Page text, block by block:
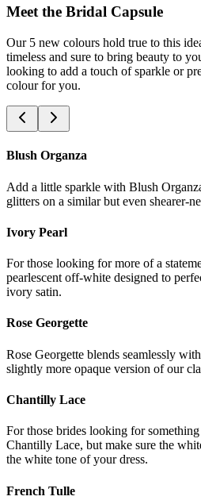
Meet the Bridal Capsule​​​​‌ ‍ ​‍​‍‌‍ ‌ ​‍‌‍‍‌‌‍‌ ‌‍‍‌‌‍ ‍​‍​‍​ ‍‍​‍​‍‌ ​ ‌‍​‌‌‍ ‍‌‍‍‌‌ ‌​‌ ‍‌​‍ ‍‌‍‍‌‌‍ ​‍​‍​‍ ​​‍​‍‌‍‍​‌ ​‍‌‍‌‌‌‍‌‍​‍​‍​ ‍‍​‍​‍‌‍‍​‌ ‌​‌ ‌​‌ ​​‌ ​ ​ ‍‍​‍ ​‍ ‌‍‌ ‌‍‌‌‌‍ ​‌‍​ ‌‍​‌‌ ​‍‌‍‌‌​‍ ‍‌ ​ ‌‍​‌‌‍ ‍‌‍‍‌‌ ‌​‌ ‍‌​‍ ‍‌ ​ ‌ ‌​‌ ‌‌‌‍‌​‌‍‍‌‌‍ ​‍ ‌‍‍‌‌‍ ‍‌ ‌​‌‍‌‌‌‍ ‍‌ ‌​​‍ ‌‍‌‌‌‍‌​‌‍‍‌‌ ‌​​‍ ‌‍ ‌‌‍ ‌‍‌​‌‍‌‌​ ‌‌ ​​‌ ​‍‌‍‌‌‌ ​ ‌‍‌‌‌‍ ‍‌ ‌​‌‍​‌‌ ‌​‌‍‍‌‌‍ ‌‍ ‍​ ‍ ‌‍‍‌‌‍‌​​ ‌​ ​ ‌‍‌‌​ ‌‍‌‍‌‌​ ‌ ​ ​​​ ‌ ​ ‌ ​‍ ‌​ ​​‌‍​ ​ ‌ ​ ​‌​‍ ‌​ ‌​​ ​ ​ ​‌​ ‍‌​‍ ‌​ ‍‌‌‍‌​​ ​‌‌‍​ ​‍ ‌‌‍​‌‌‍​ ‌‍‌‍‌‍‌‍​ ‌ ‌‍​ ​ ‌‍​ ‌‌​ ‌​‌‍​‍‌‍‌​​ ​​​ ‍ ‌ ‌​‌ ‍‌‌ ​​‌‍‌‌​ ‌‌‍​‌‌ ​‍‌ ‌​‌‍‍‌‌‍​ ‌‍ ​‌‍‌‌​ ‍ ‌ ​​‌‍​‌‌ ‌​‌‍‍​​ ‌‌‍​‍‌‍ ‌‍‌​‌ ‍‌​‍‌‌​ ‌‌‌​​‍‌‌ ‌‍‍ ‌‍‌‌‌ ‍‌​‍‌‌​ ​ ‌​‌​​‍‌‌​ ​ ‌​‌​​‍‌‌​ ​‍​ ​‍‌‍​ ‌‍​‌​ ​​​ ‍‌​ ​‌​ ​ ‌‍‌​‌‍‌‍​ ​‍​ ‌‌​ ‌‌​ ‍‌​‍‌‌​ ​‍​ ​‍​‍‌‌​ ‌‌‌​‌​​‍ ‍‌‍​ ‌‍​‌‌ ​​‌ ‌​‌‍‍‌‌‍ ‌‍ ‍​ ‌‍​‍‌‍​‌‌ ​ ‌‍‌‌‌‌‌‌‌ ​‍‌‍ ​​ ‌‌‍‍​‌ ‌​‌ ‌​‌ ​​‌ ​ ​‍‌‌​ ​ ‌​​‌​‍‌‌​ ​‍‌​‌‍​‍‌‌​ ​‍‌​‌‍‌‍‌ ‌‍‌‌‌‍ ​‌‍​ ‌‍​‌‌ ​‍‌‍‌‌​‍ ‍‌ ​ ‌‍​‌‌‍ ‍‌‍‍‌‌ ‌​‌ ‍‌​‍ ‍‌ ​ ‌ ‌​‌ ‌‌‌‍‌​‌‍‍‌‌‍ ​‍‌‍‌‍‍‌‌‍‌​​ ‌​ ​ ‌‍‌‌​ ‌‍‌‍‌‌​ ‌ ​ ​​​ ‌ ​ ‌ ​‍ ‌​ ​​‌‍​ ​ ‌ ​ ​‌​‍ ‌​ ‌​​ ​ ​ ​‌​ ‍‌​‍ ‌​ ‍‌‌‍‌​​ ​‌‌‍​ ​‍ ‌‌‍​‌‌‍​ ‌‍‌‍‌‍‌‍​ ‌ ‌‍​ ​ ‌‍​ ‌‌​ ‌​‌‍​‍‌‍‌​​ ​​​‍‌‍‌ ‌​‌ ‍‌‌ ​​‌‍‌‌​ ‌‌‍​‌‌ ​‍‌ ‌​‌‍‍‌‌‍​ ‌‍ ​‌‍‌‌​‍‌‍‌ ​​‌‍​‌‌ ‌​‌‍‍​​ ‌‌‍​‍‌‍ ‌‍‌​‌ ‍‌​‍‌‌​ ‌‌‌​​‍‌‌ ‌‍‍ ‌‍‌‌‌ ‍‌​‍‌‌​ ​ ‌​‌​​‍‌‌​ ​ ‌​‌​​‍‌‌​ ​‍​ ​‍‌‍​ ‌‍​‌​ ​​​ ‍‌​ ​‌​ ​ ‌‍‌​‌‍‌‍​ ​‍​ ‌‌​ ‌‌​ ‍‌​‍‌‌​ ​‍​ ​‍​‍‌‌​ ‌‌‌​‌​​‍ ‍‌‍​ ‌‍​‌‌ ​​‌ ‌​‌‍‍‌‌‍ ‌‍ ‍​‍‌‍‌ ​​‌‍‌‌‌ ​‍‌ ​ ‌ ​​‌‍‌‌‌‍​ ‌ ‌​‌‍‍‌‌ ‌‍‌‍‌‌​ ‌‌ ​​‌ ‌‌‌‍​‍‌‍ ​‌‍‍‌‌ ​ ‌‍‍​‌‍‌‌‌‍‌​​‍​‍‌ ‌
Our 5 new colours hold true to this
timeless and sure to bring beauty to
looking to add a touch of sparkle or
colour for you.​​​​‌ ‍ ​‍​‍‌‍ ‌ ​‍‌‍‍‌‌‍‌ ‌‍‍‌‌‍ ‍​‍​‍​ ‍‍​‍​‍‌ ​ ‌‍​‌‌‍ ‍‌‍‍‌‌ ‌​‌ ‍‌​‍ ‍‌‍‍‌‌‍ ​‍​‍​‍ ​​‍​‍‌‍‍​‌ ​‍‌‍‌‌‌‍‌‍​‍​‍​ ‍‍​‍​‍‌‍‍​‌ ‌​‌ ‌​‌ ​​‌ ​ ​ ‍‍​‍ ​‍ ‌‍‌ ‌‍‌‌‌‍ ​‌‍​ ‌‍​‌‌ ​‍‌‍‌‌​‍ ‍‌ ​ ‌‍​‌‌‍ ‍‌‍‍‌‌ ‌​‌ ‍‌​‍ ‍‌ ​ ‌ ‌​‌ ‌‌‌‍‌​‌‍‍‌‌‍ ​‍ ‌‍‍‌‌‍ ‍‌ ‌​‌‍‌‌‌‍ ‍‌ ‌​​‍ ‌‍‌‌‌‍‌​‌‍‍‌‌ ‌​​‍ ‌‍ ‌‌‍ ‌‍‌​‌‍‌‌​ ‌‌ ​​‌ ​‍‌‍‌‌‌ ​ ‌‍‌‌‌‍ ‍‌ ‌​‌‍​‌‌ ‌​‌‍‍‌‌‍ ‌‍ ‍​ ‍ ‌‍‍‌‌‍‌​​ ‌​ ​ ‌‍‌‌​ ‌‍‌‍‌‌​ ‌ ​ ​​​ ‌ ​ ‌ ​‍ ‌​ ​​‌‍​ ​ ‌ ​ ​‌​‍ ‌​ ‌​​ ​ ​ ​‌​ ‍‌​‍ ‌​ ‍‌‌‍‌​​ ​‌‌‍​ ​‍ ‌‌‍​‌‌‍​ ‌‍‌‍‌‍‌‍​ ‌ ‌‍​ ​ ‌‍​ ‌‌​ ‌​‌‍​‍‌‍‌​​ ​​​ ‍ ‌ ‌​‌ ‍‌‌ ​​‌‍‌‌​ ‌‌‍​‌‌ ​‍‌ ‌​‌‍‍‌‌‍​ ‌‍ ​‌‍‌‌​ ‍ ‌ ​​‌‍​‌‌ ‌​‌‍‍​​ ‌‌‍​‍‌‍ ‌‍‌​‌ ‍‌​‍‌‌​ ‌‌‌​​‍‌‌ ‌‍‍ ‌‍‌‌‌ ‍‌​‍‌‌​ ​ ‌​‌​​‍‌‌​ ​ ‌​‌​​‍‌‌​ ​‍​ ​‍‌‍​ ‌‍​‌​ ​​​ ‍‌​ ​‌​ ​ ‌‍‌​‌‍‌‍​ ​‍​ ‌‌​ ‌‌​ ‍‌​‍‌‌​ ​‍​ ​‍​‍‌‌​ ‌‌‌​‌​​‍ ‍‌‍‌​‌‍‌‌‌ ​ ‌‍​ ‌ ​‍‌‍‍‌‌ ​​‌ ‌​‌‍‍‌‌‍ ‌‍ ‍​‍‌‌​ ‌‌‌​​‍‌‌ ‌‍‍ ‌‍‌‌‌ ‍‌​‍‌‌​ ​ ‌​‌​​‍‌‌​ ​ ‌​‌​​‍‌‌​ ​‍​ ​‍​ ‍‌​ ‍​‌‍‌‌​ ‌‌​ ​ ​ ‌‍‌‍‌‌‌‍‌‍‌‍​‌​ ​‍‌‍​ ​ ‌‌​‍‌‌​ ​‍​ ​‍​‍‌‌​ ‌‌‌​‌​​‍ ‍‌‍​ ‌‍‍​‌‍‍‌‌‍ ​‌‍‌​‌ ​‍‌‍‌‌‌‍ ‍​‍‌‌​ ‌‌‌​​‍‌‌ ‌‍‍ ‌‍‌‌‌ ‍‌​‍‌‌​ ​ ‌​‌​​‍‌‌​ ​ ‌​‌​​‍‌‌​ ​‍​ ​‍​ ​ ‌‍‌‍‌‍​ ​ ​‍​ ​‍​ ‌​​ ​‌‌‍​ ‌‍​ ​ ‌‌‌‍‌‍‌‍​‍​ ​​​‍‌‌​ ​‍​ ​‍​‍‌‌​ ‌‌‌​‌​​‍ ‍‌ ‌​‌‍‌‌‌ ‍​‌ ‌​​ ‌‍​‍‌‍​‌‌ ​ ‌‍‌‌‌‌‌‌‌ ​‍‌‍ ​​ ‌‌‍‍​‌ ‌​‌ ‌​‌ ​​‌ ​ ​‍‌‌​ ​ ‌​​‌​‍‌‌​ ​‍‌​‌‍​‍‌‌​ ​‍‌​‌‍‌‍‌ ‌‍‌‌‌‍ ​‌‍​ ‌‍​‌‌ ​‍‌‍‌‌​‍ ‍‌ ​ ‌‍​‌‌‍ ‍‌‍‍‌‌ ‌​‌ ‍‌​‍ ‍‌ ​ ‌ ‌​‌ ‌‌‌‍‌​‌‍‍‌‌‍ ​‍‌‍‌‍‍‌‌‍‌​​ ‌​ ​ ‌‍‌‌​ ‌‍‌‍‌‌​ ‌ ​ ​​​ ‌ ​ ‌ ​‍ ‌​ ​​‌‍​ ​ ‌ ​ ​‌​‍ ‌​ ‌​​ ​ ​ ​‌​ ‍‌​‍ ‌​ ‍‌‌‍‌​​ ​‌‌‍​ ​‍ ‌‌‍​‌‌‍​ ‌‍‌‍‌‍‌‍​ ‌ ‌‍​ ​ ‌‍​ ‌‌​ ‌​‌‍​‍‌‍‌​​ ​​​‍‌‍‌ ‌​‌ ‍‌‌ ​​‌‍‌‌​ ‌‌‍​‌‌ ​‍‌ ‌​‌‍‍‌‌‍​ ‌‍ ​‌‍‌‌​‍‌‍‌ ​​‌‍​‌‌ ‌​‌‍‍​​ ‌‌‍​‍‌‍ ‌‍‌​‌ ‍‌​‍‌‌​ ‌‌‌​​‍‌‌ ‌‍‍ ‌‍‌‌‌ ‍‌​‍‌‌​ ​ ‌​‌​​‍‌‌​ ​ ‌​‌​​‍‌‌​ ​‍​ ​‍‌‍​ ‌‍​‌​ ​​​ ‍‌​ ​‌​ ​ ‌‍‌​‌‍‌‍​ ​‍​ ‌‌​ ‌‌​ ‍‌​‍‌‌​ ​‍​ ​‍​‍‌‌​ ‌‌‌​‌​​‍ ‍‌‍‌​‌‍‌‌‌ ​ ‌‍​ ‌ ​‍‌‍‍‌‌ ​​‌ ‌​‌‍‍‌‌‍ ‌‍ ‍​‍‌‌​ ‌‌‌​​‍‌‌ ‌‍‍ ‌‍‌‌‌ ‍‌​‍‌‌​ ​ ‌​‌​​‍‌‌​ ​ ‌​‌​​‍‌‌​ ​‍​ ​‍​ ‍‌​ ‍​‌‍‌‌​ ‌‌​ ​ ​ ‌‍‌‍‌‌‌‍‌‍‌‍​‌​ ​‍‌‍​ ​ ‌‌​‍‌‌​ ​‍​ ​‍​‍‌‌​ ‌‌‌​‌​​‍ ‍‌‍​ ‌‍‍​‌‍‍‌‌‍ ​‌‍‌​‌ ​‍‌‍‌‌‌‍ ‍​‍‌‌​ ‌‌‌​​‍‌‌ ‌‍‍ ‌‍‌‌‌ ‍‌​‍‌‌​ ​ ‌​‌​​‍‌‌​ ​ ‌​‌​​‍‌‌​ ​‍​ ​‍​ ​ ‌‍‌‍‌‍​ ​ ​‍​ ​‍​ ‌​​ ​‌‌‍​ ‌‍​ ​ ‌‌‌‍‌‍‌‍​‍​ ​​​‍‌‌​ ​‍​ ​‍​‍‌‌​ ‌‌‌​‌​​‍ ‍‌ ‌​‌‍‌‌‌ ‍​‌ ‌​​‍‌‍‌ ​​‌‍‌‌‌ ​‍‌ ​ ‌ ​​‌‍‌‌‌‍​ ‌ ‌​‌‍‍‌‌ ‌‍‌‍‌‌​ ‌‌ ​​‌ ‌‌‌‍​‍‌‍ ​‌‍‍‌‌ ​ ‌‍‍​‌‍‌‌‌‍‌​​‍​‍‌ ‌
Blush Organza​​​​‌ ‍ ​‍​‍‌‍ ‌ ​‍‌‍‍‌‌‍‌ ‌‍‍‌‌‍ ‍​‍​‍​ ‍‍​‍​‍‌ ​ ‌‍​‌‌‍ ‍‌‍‍‌‌ ‌​‌ ‍‌​‍ ‍‌‍‍‌‌‍ ​‍​‍​‍ ​​‍​‍‌‍‍​‌ ​‍‌‍‌‌‌‍‌‍​‍​‍​ ‍‍​‍​‍‌‍‍​‌ ‌​‌ ‌​‌ ​​‌ ​ ​ ‍‍​‍ ​‍ ‌‍‌ ‌‍‌‌‌‍ ​‌‍​ ‌‍​‌‌ ​‍‌‍‌‌​‍ ‍‌ ​ ‌‍​‌‌‍ ‍‌‍‍‌‌ ‌​‌ ‍‌​‍ ‍‌ ​ ‌ ‌​‌ ‌‌‌‍‌​‌‍‍‌‌‍ ​‍ ‌‍‍‌‌‍ ‍‌ ‌​‌‍‌‌‌‍ ‍‌ ‌​​‍ ‌‍‌‌‌‍‌​‌‍‍‌‌ ‌​​‍ ‌‍ ‌‌‍ ‌‍‌​‌‍‌‌​ ‌‌ ​​‌ ​‍‌‍‌‌‌ ​ ‌‍‌‌‌‍ ‍‌ ‌​‌‍​‌‌ ‌​‌‍‍‌‌‍ ‌‍ ‍​ ‍ ‌‍‍‌‌‍‌​​ ‌​ ​ ‌‍‌‌​ ‌‍‌‍‌‌​ ‌ ​ ​​​ ‌ ​ ‌ ​‍ ‌​ ​​‌‍​ ​ ‌ ​ ​‌​‍ ‌​ ‌​​ ​ ​ ​‌​ ‍‌​‍ ‌​ ‍‌‌‍‌​​ ​‌‌‍​ ​‍ ‌‌‍​‌‌‍​ ‌‍‌‍‌‍‌‍​ ‌ ‌‍​ ​ ‌‍​ ‌‌​ ‌​‌‍​‍‌‍‌​​ ​​​ ‍ ‌ ‌​‌ ‍‌‌ ​​‌‍‌‌​ ‌‌‍​‌‌ ​‍‌ ‌​‌‍‍‌‌‍​ ‌‍ ​‌‍‌‌​ ‍ ‌ ​​‌‍​‌‌ ‌​‌‍‍​​ ‌‌‍​‍‌‍ ‌‍‌​‌ ‍‌​‍‌‌​ ‌‌‌​​‍‌‌ ‌‍‍ ‌‍‌‌‌ ‍‌​‍‌‌​ ​ ‌​‌​​‍‌‌​ ​ ‌​‌​​‍‌‌​ ​‍​ ​‍‌‍​ ‌‍​‌​ ​​​ ‍‌​ ​‌​ ​ ‌‍‌​‌‍‌‍​ ​‍​ ‌‌​ ‌‌​ ‍‌​‍‌‌​ ​‍​ ​‍​‍‌‌​ ‌‌‌​‌​​‍ ‍‌ ​ ‌ ‌​‌‍‌‌‌ ​​‌ ​ ​‍‌‌​ ‌‌‌​​‍‌‌ ‌‍‍ ‌‍‌‌‌ ‍‌​‍‌‌​ ​ ‌​‌​​‍‌‌​ ​ ‌​‌​​‍‌‌​ ​‍​ ​‍‌‍​ ​ ​​‌‍​‌​ ​‌‌‍​ ‌‍‌​​ ‍​​ ‍​‌‍‌‍​ ‍​‌‍‌​‌‍​‍​‍‌‌​ ​‍​ ​‍​‍‌‌​ ‌‌‌​‌​​‍ ‍‌ ‌​‌‍‍‌‌ ‌​‌‍ ​‌‍‌‌​ ‌‍​‍‌‍​‌‌ ​ ‌‍‌‌‌‌‌‌‌ ​‍‌‍ ​​ ‌‌‍‍​‌ ‌​‌ ‌​‌ ​​‌ ​ ​‍‌‌​ ​ ‌​​‌​‍‌‌​ ​‍‌​‌‍​‍‌‌​ ​‍‌​‌‍‌‍‌ ‌‍‌‌‌‍ ​‌‍​ ‌‍​‌‌ ​‍‌‍‌‌​‍ ‍‌ ​ ‌‍​‌‌‍ ‍‌‍‍‌‌ ‌​‌ ‍‌​‍ ‍‌ ​ ‌ ‌​‌ ‌‌‌‍‌​‌‍‍‌‌‍ ​‍‌‍‌‍‍‌‌‍‌​​ ‌​ ​ ‌‍‌‌​ ‌‍‌‍‌‌​ ‌ ​ ​​​ ‌ ​ ‌ ​‍ ‌​ ​​‌‍​ ​ ‌ ​ ​‌​‍ ‌​ ‌​​ ​ ​ ​‌​ ‍‌​‍ ‌​ ‍‌‌‍‌​​ ​‌‌‍​ ​‍ ‌‌‍​‌‌‍​ ‌‍‌‍‌‍‌‍​ ‌ ‌‍​ ​ ‌‍​ ‌‌​ ‌​‌‍​‍‌‍‌​​ ​​​‍‌‍‌ ‌​‌ ‍‌‌ ​​‌‍‌‌​ ‌‌‍​‌‌ ​‍‌ ‌​‌‍‍‌‌‍​ ‌‍ ​‌‍‌‌​‍‌‍‌ ​​‌‍​‌‌ ‌​‌‍‍​​ ‌‌‍​‍‌‍ ‌‍‌​‌ ‍‌​‍‌‌​ ‌‌‌​​‍‌‌ ‌‍‍ ‌‍‌‌‌ ‍‌​‍‌‌​ ​ ‌​‌​​‍‌‌​ ​ ‌​‌​​‍‌‌​ ​‍​ ​‍‌‍​ ‌‍​‌​ ​​​ ‍‌​ ​‌​ ​ ‌‍‌​‌‍‌‍​ ​‍​ ‌‌​ ‌‌​ ‍‌​‍‌‌​ ​‍​ ​‍​‍‌‌​ ‌‌‌​‌​​‍ ‍‌ ​ ‌ ‌​‌‍‌‌‌ ​​‌ ​ ​‍‌‌​ ‌‌‌​​‍‌‌ ‌‍‍ ‌‍‌‌‌ ‍‌​‍‌‌​ ​ ‌​‌​​‍‌‌​ ​ ‌​‌​​‍‌‌​ ​‍​ ​‍‌‍​ ​ ​​‌‍​‌​ ​‌‌‍​ ‌‍‌​​ ‍​​ ‍​‌‍‌‍​ ‍​‌‍‌​‌‍​‍​‍‌‌​ ​‍​ ​‍​‍‌‌​ ‌‌‌​‌​​‍ ‍‌ ‌​‌‍‍‌‌ ‌​‌‍ ​‌‍‌‌​‍‌‍‌ ​​‌‍‌‌‌ ​‍‌ ​ ‌ ​​‌‍‌‌‌‍​ ‌ ‌​‌‍‍‌‌ ‌‍‌‍‌‌​ ‌‌ ​​‌ ‌‌‌‍​‍‌‍ ​‌‍‍‌‌ ​ ‌‍‍​‌‍‌‌‌‍‌​​‍​‍‌ ‌
Add a little sparkle with Blush
glitters on a similar but even shearer-neutral base.​​​​‌
Ivory Pearl​​​​‌ ‍ ​‍​‍‌‍ ‌ ​‍‌‍‍‌‌‍‌ ‌‍‍‌‌‍ ‍​‍​‍​ ‍‍​‍​‍‌ ​ ‌‍​‌‌‍ ‍‌‍‍‌‌ ‌​‌ ‍‌​‍ ‍‌‍‍‌‌‍ ​‍​‍​‍ ​​‍​‍‌‍‍​‌ ​‍‌‍‌‌‌‍‌‍​‍​‍​ ‍‍​‍​‍‌‍‍​‌ ‌​‌ ‌​‌ ​​‌ ​ ​ ‍‍​‍ ​‍ ‌‍‌ ‌‍‌‌‌‍ ​‌‍​ ‌‍​‌‌ ​‍‌‍‌‌​‍ ‍‌ ​ ‌‍​‌‌‍ ‍‌‍‍‌‌ ‌​‌ ‍‌​‍ ‍‌ ​ ‌ ‌​‌ ‌‌‌‍‌​‌‍‍‌‌‍ ​‍ ‌‍‍‌‌‍ ‍‌ ‌​‌‍‌‌‌‍ ‍‌ ‌​​‍ ‌‍‌‌‌‍‌​‌‍‍‌‌ ‌​​‍ ‌‍ ‌‌‍ ‌‍‌​‌‍‌‌​ ‌‌ ​​‌ ​‍‌‍‌‌‌ ​ ‌‍‌‌‌‍ ‍‌ ‌​‌‍​‌‌ ‌​‌‍‍‌‌‍ ‌‍ ‍​ ‍ ‌‍‍‌‌‍‌​​ ‌​ ​ ‌‍‌‌​ ‌‍‌‍‌‌​ ‌ ​ ​​​ ‌ ​ ‌ ​‍ ‌​ ​​‌‍​ ​ ‌ ​ ​‌​‍ ‌​ ‌​​ ​ ​ ​‌​ ‍‌​‍ ‌​ ‍‌‌‍‌​​ ​‌‌‍​ ​‍ ‌‌‍​‌‌‍​ ‌‍‌‍‌‍‌‍​ ‌ ‌‍​ ​ ‌‍​ ‌‌​ ‌​‌‍​‍‌‍‌​​ ​​​ ‍ ‌ ‌​‌ ‍‌‌ ​​‌‍‌‌​ ‌‌‍​‌‌ ​‍‌ ‌​‌‍‍‌‌‍​ ‌‍ ​‌‍‌‌​ ‍ ‌ ​​‌‍​‌‌ ‌​‌‍‍​​ ‌‌‍​‍‌‍ ‌‍‌​‌ ‍‌​‍‌‌​ ‌‌‌​​‍‌‌ ‌‍‍ ‌‍‌‌‌ ‍‌​‍‌‌​ ​ ‌​‌​​‍‌‌​ ​ ‌​‌​​‍‌‌​ ​‍​ ​‍‌‍​ ‌‍​‌​ ​​​ ‍‌​ ​‌​ ​ ‌‍‌​‌‍‌‍​ ​‍​ ‌‌​ ‌‌​ ‍‌​‍‌‌​ ​‍​ ​‍​‍‌‌​ ‌‌‌​‌​​‍ ‍‌ ​ ‌ ‌​‌‍‌‌‌ ​​‌ ​ ​‍‌‌​ ‌‌‌​​‍‌‌ ‌‍‍ ‌‍‌‌‌ ‍‌​‍‌‌​ ​ ‌​‌​​‍‌‌​ ​ ‌​‌​​‍‌‌​ ​‍​ ​‍​ ​‌​ ‍‌‌‍​‍‌‍​ ‌‍​‌‌‍‌​​ ‌‍​ ‌ ​ ‌ ‌‍​‌​ ​​​ ​ ​‍‌‌​ ​‍​ ​‍​‍‌‌​ ‌‌‌​‌​​‍ ‍‌ ‌​‌‍‍‌‌ ‌​‌‍ ​‌‍‌‌​ ‌‍​‍‌‍​‌‌ ​ ‌‍‌‌‌‌‌‌‌ ​‍‌‍ ​​ ‌‌‍‍​‌ ‌​‌ ‌​‌ ​​‌ ​ ​‍‌‌​ ​ ‌​​‌​‍‌‌​ ​‍‌​‌‍​‍‌‌​ ​‍‌​‌‍‌‍‌ ‌‍‌‌‌‍ ​‌‍​ ‌‍​‌‌ ​‍‌‍‌‌​‍ ‍‌ ​ ‌‍​‌‌‍ ‍‌‍‍‌‌ ‌​‌ ‍‌​‍ ‍‌ ​ ‌ ‌​‌ ‌‌‌‍‌​‌‍‍‌‌‍ ​‍‌‍‌‍‍‌‌‍‌​​ ‌​ ​ ‌‍‌‌​ ‌‍‌‍‌‌​ ‌ ​ ​​​ ‌ ​ ‌ ​‍ ‌​ ​​‌‍​ ​ ‌ ​ ​‌​‍ ‌​ ‌​​ ​ ​ ​‌​ ‍‌​‍ ‌​ ‍‌‌‍‌​​ ​‌‌‍​ ​‍ ‌‌‍​‌‌‍​ ‌‍‌‍‌‍‌‍​ ‌ ‌‍​ ​ ‌‍​ ‌‌​ ‌​‌‍​‍‌‍‌​​ ​​​‍‌‍‌ ‌​‌ ‍‌‌ ​​‌‍‌‌​ ‌‌‍​‌‌ ​‍‌ ‌​‌‍‍‌‌‍​ ‌‍ ​‌‍‌‌​‍‌‍‌ ​​‌‍​‌‌ ‌​‌‍‍​​ ‌‌‍​‍‌‍ ‌‍‌​‌ ‍‌​‍‌‌​ ‌‌‌​​‍‌‌ ‌‍‍ ‌‍‌‌‌ ‍‌​‍‌‌​ ​ ‌​‌​​‍‌‌​ ​ ‌​‌​​‍‌‌​ ​‍​ ​‍‌‍​ ‌‍​‌​ ​​​ ‍‌​ ​‌​ ​ ‌‍‌​‌‍‌‍​ ​‍​ ‌‌​ ‌‌​ ‍‌​‍‌‌​ ​‍​ ​‍​‍‌‌​ ‌‌‌​‌​​‍ ‍‌ ​ ‌ ‌​‌‍‌‌‌ ​​‌ ​ ​‍‌‌​ ‌‌‌​​‍‌‌ ‌‍‍ ‌‍‌‌‌ ‍‌​‍‌‌​ ​ ‌​‌​​‍‌‌​ ​ ‌​‌​​‍‌‌​ ​‍​ ​‍​ ​‌​ ‍‌‌‍​‍‌‍​ ‌‍​‌‌‍‌​​ ‌‍​ ‌ ​ ‌ ‌‍​‌​ ​​​ ​ ​‍‌‌​ ​‍​ ​‍​‍‌‌​ ‌‌‌​‌​​‍ ‍‌ ‌​‌‍‍‌‌ ‌​‌‍ ​‌‍‌‌​‍‌‍‌ ​​‌‍‌‌‌ ​‍‌ ​ ‌ ​​‌‍‌‌‌‍​ ‌ ‌​‌‍‍‌‌ ‌‍‌‍‌‌​ ‌‌ ​​‌ ‌‌‌‍​‍‌‍ ​‌‍‍‌‌ ​ ‌‍‍​‌‍‌‌‌‍‌​​‍​‍‌ ‌
For those looking for more of a
pearlescent off-white designed to
ivory satin.​​​​‌ ‍ ​‍​‍‌‍ ‌ ​‍‌‍‍‌‌‍‌ ‌‍‍‌‌‍ ‍​‍​‍​ ‍‍​‍​‍‌ ​ ‌‍​‌‌‍ ‍‌‍‍‌‌ ‌​‌ ‍‌​‍ ‍‌‍‍‌‌‍ ​‍​‍​‍ ​​‍​‍‌‍‍​‌ ​‍‌‍‌‌‌‍‌‍​‍​‍​ ‍‍​‍​‍‌‍‍​‌ ‌​‌ ‌​‌ ​​‌ ​ ​ ‍‍​‍ ​‍ ‌‍‌ ‌‍‌‌‌‍ ​‌‍​ ‌‍​‌‌ ​‍‌‍‌‌​‍ ‍‌ ​ ‌‍​‌‌‍ ‍‌‍‍‌‌ ‌​‌ ‍‌​‍ ‍‌ ​ ‌ ‌​‌ ‌‌‌‍‌​‌‍‍‌‌‍ ​‍ ‌‍‍‌‌‍ ‍‌ ‌​‌‍‌‌‌‍ ‍‌ ‌​​‍ ‌‍‌‌‌‍‌​‌‍‍‌‌ ‌​​‍ ‌‍ ‌‌‍ ‌‍‌​‌‍‌‌​ ‌‌ ​​‌ ​‍‌‍‌‌‌ ​ ‌‍‌‌‌‍ ‍‌ ‌​‌‍​‌‌ ‌​‌‍‍‌‌‍ ‌‍ ‍​ ‍ ‌‍‍‌‌‍‌​​ ‌​ ​ ‌‍‌‌​ ‌‍‌‍‌‌​ ‌ ​ ​​​ ‌ ​ ‌ ​‍ ‌​ ​​‌‍​ ​ ‌ ​ ​‌​‍ ‌​ ‌​​ ​ ​ ​‌​ ‍‌​‍ ‌​ ‍‌‌‍‌​​ ​‌‌‍​ ​‍ ‌‌‍​‌‌‍​ ‌‍‌‍‌‍‌‍​ ‌ ‌‍​ ​ ‌‍​ ‌‌​ ‌​‌‍​‍‌‍‌​​ ​​​ ‍ ‌ ‌​‌ ‍‌‌ ​​‌‍‌‌​ ‌‌‍​‌‌ ​‍‌ ‌​‌‍‍‌‌‍​ ‌‍ ​‌‍‌‌​ ‍ ‌ ​​‌‍​‌‌ ‌​‌‍‍​​ ‌‌‍​‍‌‍ ‌‍‌​‌ ‍‌​‍‌‌​ ‌‌‌​​‍‌‌ ‌‍‍ ‌‍‌‌‌ ‍‌​‍‌‌​ ​ ‌​‌​​‍‌‌​ ​ ‌​‌​​‍‌‌​ ​‍​ ​‍‌‍​ ‌‍​‌​ ​​​ ‍‌​ ​‌​ ​ ‌‍‌​‌‍‌‍​ ​‍​ ‌‌​ ‌‌​ ‍‌​‍‌‌​ ​‍​ ​‍​‍‌‌​ ‌‌‌​‌​​‍ ‍‌ ​ ‌ ‌​‌‍‌‌‌ ​​‌ ​ ​‍‌‌​ ‌‌‌​​‍‌‌ ‌‍‍ ‌‍‌‌‌ ‍‌​‍‌‌​ ​ ‌​‌​​‍‌‌​ ​ ‌​‌​​‍‌‌​ ​‍​ ​‍​ ​‌​ ‍‌‌‍​‍‌‍​ ‌‍​‌‌‍‌​​ ‌‍​ ‌ ​ ‌ ‌‍​‌​ ​​​ ​ ​‍‌‌​ ​‍​ ​‍​‍‌‌​ ‌‌‌​‌​​‍ ‍‌‍​‍‌‍ ‌‍‌​‌ ‍‌​‍‌‌​ ‌‌‌​​‍‌‌ ‌‍‍ ‌‍‌‌‌ ‍‌​‍‌‌​ ​ ‌​‌​​‍‌‌​ ​ ‌​‌​​‍‌‌​ ​‍​ ​‍​ ‌ ​ ‌‍‌‍‌​​ ‌‌​ ‌‍​ ‌​‌‍‌‍​ ‌ ‌‍‌‍‌‍‌‍‌‍‌‍​ ​​​‍‌‌​ ​‍​ ​‍​‍‌‌​ ‌‌‌​‌​​‍ ‍‌‍​ ‌‍‍​‌‍‍‌‌‍ ​‌‍‌​‌ ​‍‌‍‌‌‌‍ ‍​‍‌‌​ ‌‌‌​​‍‌‌ ‌‍‍ ‌‍‌‌‌ ‍‌​‍‌‌​ ​ ‌​‌​​‍‌‌​ ​ ‌​‌​​‍‌‌​ ​‍​ ​‍‌‍​ ‌‍‌​​ ‌ ​ ​ ‌‍​‌‌‍‌‍​ ​​​ ​‌‌‍‌‍‌‍‌‌​ ​‌​ ​‍​‍‌‌​ ​‍​ ​‍​‍‌‌​ ‌‌‌​‌​​‍ ‍‌ ‌​‌‍‌‌‌ ‍​‌ ‌​​ ‌‍​‍‌‍​‌‌ ​ ‌‍‌‌‌‌‌‌‌ ​‍‌‍ ​​ ‌‌‍‍​‌ ‌​‌ ‌​‌ ​​‌ ​ ​‍‌‌​ ​ ‌​​‌​‍‌‌​ ​‍‌​‌‍​‍‌‌​ ​‍‌​‌‍‌‍‌ ‌‍‌‌‌‍ ​‌‍​ ‌‍​‌‌ ​‍‌‍‌‌​‍ ‍‌ ​ ‌‍​‌‌‍ ‍‌‍‍‌‌ ‌​‌ ‍‌​‍ ‍‌ ​ ‌ ‌​‌ ‌‌‌‍‌​‌‍‍‌‌‍ ​‍‌‍‌‍‍‌‌‍‌​​ ‌​ ​ ‌‍‌‌​ ‌‍‌‍‌‌​ ‌ ​ ​​​ ‌ ​ ‌ ​‍ ‌​ ​​‌‍​ ​ ‌ ​ ​‌​‍ ‌​ ‌​​ ​ ​ ​‌​ ‍‌​‍ ‌​ ‍‌‌‍‌​​ ​‌‌‍​ ​‍ ‌‌‍​‌‌‍​ ‌‍‌‍‌‍‌‍​ ‌ ‌‍​ ​ ‌‍​ ‌‌​ ‌​‌‍​‍‌‍‌​​ ​​​‍‌‍‌ ‌​‌ ‍‌‌ ​​‌‍‌‌​ ‌‌‍​‌‌ ​‍‌ ‌​‌‍‍‌‌‍​ ‌‍ ​‌‍‌‌​‍‌‍‌ ​​‌‍​‌‌ ‌​‌‍‍​​ ‌‌‍​‍‌‍ ‌‍‌​‌ ‍‌​‍‌‌​ ‌‌‌​​‍‌‌ ‌‍‍ ‌‍‌‌‌ ‍‌​‍‌‌​ ​ ‌​‌​​‍‌‌​ ​ ‌​‌​​‍‌‌​ ​‍​ ​‍‌‍​ ‌‍​‌​ ​​​ ‍‌​ ​‌​ ​ ‌‍‌​‌‍‌‍​ ​‍​ ‌‌​ ‌‌​ ‍‌​‍‌‌​ ​‍​ ​‍​‍‌‌​ ‌‌‌​‌​​‍ ‍‌ ​ ‌ ‌​‌‍‌‌‌ ​​‌ ​ ​‍‌‌​ ‌‌‌​​‍‌‌ ‌‍‍ ‌‍‌‌‌ ‍‌​‍‌‌​ ​ ‌​‌​​‍‌‌​ ​ ‌​‌​​‍‌‌​ ​‍​ ​‍​ ​‌​ ‍‌‌‍​‍‌‍​ ‌‍​‌‌‍‌​​ ‌‍​ ‌ ​ ‌ ‌‍​‌​ ​​​ ​ ​‍‌‌​ ​‍​ ​‍​‍‌‌​ ‌‌‌​‌​​‍ ‍‌‍​‍‌‍ ‌‍‌​‌ ‍‌​‍‌‌​ ‌‌‌​​‍‌‌ ‌‍‍ ‌‍‌‌‌ ‍‌​‍‌‌​ ​ ‌​‌​​‍‌‌​ ​ ‌​‌​​‍‌‌​ ​‍​ ​‍​ ‌ ​ ‌‍‌‍‌​​ ‌‌​ ‌‍​ ‌​‌‍‌‍​ ‌ ‌‍‌‍‌‍‌‍‌‍‌‍​ ​​​‍‌‌​ ​‍​ ​‍​‍‌‌​ ‌‌‌​‌​​‍ ‍‌‍​ ‌‍‍​‌‍‍‌‌‍ ​‌‍‌​‌ ​‍‌‍‌‌‌‍ ‍​‍‌‌​ ‌‌‌​​‍‌‌ ‌‍‍ ‌‍‌‌‌ ‍‌​‍‌‌​ ​ ‌​‌​​‍‌‌​ ​ ‌​‌​​‍‌‌​ ​‍​ ​‍‌‍​ ‌‍‌​​ ‌ ​ ​ ‌‍​‌‌‍‌‍​ ​​​ ​‌‌‍‌‍‌‍‌‌​ ​‌​ ​‍​‍‌‌​ ​‍​ ​‍​‍‌‌​ ‌‌‌​‌​​‍ ‍‌ ‌​‌‍‌‌‌ ‍​‌ ‌​​‍‌‍‌ ​​‌‍‌‌‌ ​‍‌ ​ ‌ ​​‌‍‌‌‌‍​ ‌ ‌​‌‍‍‌‌ ‌‍‌‍‌‌​ ‌‌ ​​‌ ‌‌‌‍​‍‌‍ ​‌‍‍‌‌ ​ ‌‍‍​‌‍‌‌‌‍‌​​‍​‍‌ ‌
Rose Georgette​​​​‌ ‍ ​‍​‍‌‍ ‌ ​‍‌‍‍‌‌‍‌ ‌‍‍‌‌‍ ‍​‍​‍​ ‍‍​‍​‍‌ ​ ‌‍​‌‌‍ ‍‌‍‍‌‌ ‌​‌ ‍‌​‍ ‍‌‍‍‌‌‍ ​‍​‍​‍ ​​‍​‍‌‍‍​‌ ​‍‌‍‌‌‌‍‌‍​‍​‍​ ‍‍​‍​‍‌‍‍​‌ ‌​‌ ‌​‌ ​​‌ ​ ​ ‍‍​‍ ​‍ ‌‍‌ ‌‍‌‌‌‍ ​‌‍​ ‌‍​‌‌ ​‍‌‍‌‌​‍ ‍‌ ​ ‌‍​‌‌‍ ‍‌‍‍‌‌ ‌​‌ ‍‌​‍ ‍‌ ​ ‌ ‌​‌ ‌‌‌‍‌​‌‍‍‌‌‍ ​‍ ‌‍‍‌‌‍ ‍‌ ‌​‌‍‌‌‌‍ ‍‌ ‌​​‍ ‌‍‌‌‌‍‌​‌‍‍‌‌ ‌​​‍ ‌‍ ‌‌‍ ‌‍‌​‌‍‌‌​ ‌‌ ​​‌ ​‍‌‍‌‌‌ ​ ‌‍‌‌‌‍ ‍‌ ‌​‌‍​‌‌ ‌​‌‍‍‌‌‍ ‌‍ ‍​ ‍ ‌‍‍‌‌‍‌​​ ‌​ ​ ‌‍‌‌​ ‌‍‌‍‌‌​ ‌ ​ ​​​ ‌ ​ ‌ ​‍ ‌​ ​​‌‍​ ​ ‌ ​ ​‌​‍ ‌​ ‌​​ ​ ​ ​‌​ ‍‌​‍ ‌​ ‍‌‌‍‌​​ ​‌‌‍​ ​‍ ‌‌‍​‌‌‍​ ‌‍‌‍‌‍‌‍​ ‌ ‌‍​ ​ ‌‍​ ‌‌​ ‌​‌‍​‍‌‍‌​​ ​​​ ‍ ‌ ‌​‌ ‍‌‌ ​​‌‍‌‌​ ‌‌‍​‌‌ ​‍‌ ‌​‌‍‍‌‌‍​ ‌‍ ​‌‍‌‌​ ‍ ‌ ​​‌‍​‌‌ ‌​‌‍‍​​ ‌‌‍​‍‌‍ ‌‍‌​‌ ‍‌​‍‌‌​ ‌‌‌​​‍‌‌ ‌‍‍ ‌‍‌‌‌ ‍‌​‍‌‌​ ​ ‌​‌​​‍‌‌​ ​ ‌​‌​​‍‌‌​ ​‍​ ​‍‌‍​ ‌‍​‌​ ​​​ ‍‌​ ​‌​ ​ ‌‍‌​‌‍‌‍​ ​‍​ ‌‌​ ‌‌​ ‍‌​‍‌‌​ ​‍​ ​‍​‍‌‌​ ‌‌‌​‌​​‍ ‍‌ ​ ‌ ‌​‌‍‌‌‌ ​​‌ ​ ​‍‌‌​ ‌‌‌​​‍‌‌ ‌‍‍ ‌‍‌‌‌ ‍‌​‍‌‌​ ​ ‌​‌​​‍‌‌​ ​ ‌​‌​​‍‌‌​ ​‍​ ​‍​ ​‌​ ​‍‌‍​ ​ ‍​​ ​‍‌‍‌​‌‍‌‍​ ‌‍​ ​‌​ ‌‌​ ‌ ​ ​‌​‍‌‌​ ​‍​ ​‍​‍‌‌​ ‌‌‌​‌​​‍ ‍‌ ‌​‌‍‍‌‌ ‌​‌‍ ​‌‍‌‌​ ‌‍​‍‌‍​‌‌ ​ ‌‍‌‌‌‌‌‌‌ ​‍‌‍ ​​ ‌‌‍‍​‌ ‌​‌ ‌​‌ ​​‌ ​ ​‍‌‌​ ​ ‌​​‌​‍‌‌​ ​‍‌​‌‍​‍‌‌​ ​‍‌​‌‍‌‍‌ ‌‍‌‌‌‍ ​‌‍​ ‌‍​‌‌ ​‍‌‍‌‌​‍ ‍‌ ​ ‌‍​‌‌‍ ‍‌‍‍‌‌ ‌​‌ ‍‌​‍ ‍‌ ​ ‌ ‌​‌ ‌‌‌‍‌​‌‍‍‌‌‍ ​‍‌‍‌‍‍‌‌‍‌​​ ‌​ ​ ‌‍‌‌​ ‌‍‌‍‌‌​ ‌ ​ ​​​ ‌ ​ ‌ ​‍ ‌​ ​​‌‍​ ​ ‌ ​ ​‌​‍ ‌​ ‌​​ ​ ​ ​‌​ ‍‌​‍ ‌​ ‍‌‌‍‌​​ ​‌‌‍​ ​‍ ‌‌‍​‌‌‍​ ‌‍‌‍‌‍‌‍​ ‌ ‌‍​ ​ ‌‍​ ‌‌​ ‌​‌‍​‍‌‍‌​​ ​​​‍‌‍‌ ‌​‌ ‍‌‌ ​​‌‍‌‌​ ‌‌‍​‌‌ ​‍‌ ‌​‌‍‍‌‌‍​ ‌‍ ​‌‍‌‌​‍‌‍‌ ​​‌‍​‌‌ ‌​‌‍‍​​ ‌‌‍​‍‌‍ ‌‍‌​‌ ‍‌​‍‌‌​ ‌‌‌​​‍‌‌ ‌‍‍ ‌‍‌‌‌ ‍‌​‍‌‌​ ​ ‌​‌​​‍‌‌​ ​ ‌​‌​​‍‌‌​ ​‍​ ​‍‌‍​ ‌‍​‌​ ​​​ ‍‌​ ​‌​ ​ ‌‍‌​‌‍‌‍​ ​‍​ ‌‌​ ‌‌​ ‍‌​‍‌‌​ ​‍​ ​‍​‍‌‌​ ‌‌‌​‌​​‍ ‍‌ ​ ‌ ‌​‌‍‌‌‌ ​​‌ ​ ​‍‌‌​ ‌‌‌​​‍‌‌ ‌‍‍ ‌‍‌‌‌ ‍‌​‍‌‌​ ​ ‌​‌​​‍‌‌​ ​ ‌​‌​​‍‌‌​ ​‍​ ​‍​ ​‌​ ​‍‌‍​ ​ ‍​​ ​‍‌‍‌​‌‍‌‍​ ‌‍​ ​‌​ ‌‌​ ‌ ​ ​‌​‍‌‌​ ​‍​ ​‍​‍‌‌​ ‌‌‌​‌​​‍ ‍‌ ‌​‌‍‍‌‌ ‌​‌‍ ​‌‍‌‌​‍‌‍‌ ​​‌‍‌‌‌ ​‍‌ ​ ‌ ​​‌‍‌‌‌‍​ ‌ ‌​‌‍‍‌‌ ‌‍‌‍‌‌​ ‌‌ ​​‌ ‌‌‌‍​‍‌‍ ​‌‍‍‌‌ ​ ‌‍‍​‌‍‌‌‌‍‌​​‍​‍‌ ‌
Rose Georgette blends seamlessly
slightly more opaque version of our classic
Chantilly Lace​​​​‌ ‍ ​‍​‍‌‍ ‌ ​‍‌‍‍‌‌‍‌ ‌‍‍‌‌‍ ‍​‍​‍​ ‍‍​‍​‍‌ ​ ‌‍​‌‌‍ ‍‌‍‍‌‌ ‌​‌ ‍‌​‍ ‍‌‍‍‌‌‍ ​‍​‍​‍ ​​‍​‍‌‍‍​‌ ​‍‌‍‌‌‌‍‌‍​‍​‍​ ‍‍​‍​‍‌‍‍​‌ ‌​‌ ‌​‌ ​​‌ ​ ​ ‍‍​‍ ​‍ ‌‍‌ ‌‍‌‌‌‍ ​‌‍​ ‌‍​‌‌ ​‍‌‍‌‌​‍ ‍‌ ​ ‌‍​‌‌‍ ‍‌‍‍‌‌ ‌​‌ ‍‌​‍ ‍‌ ​ ‌ ‌​‌ ‌‌‌‍‌​‌‍‍‌‌‍ ​‍ ‌‍‍‌‌‍ ‍‌ ‌​‌‍‌‌‌‍ ‍‌ ‌​​‍ ‌‍‌‌‌‍‌​‌‍‍‌‌ ‌​​‍ ‌‍ ‌‌‍ ‌‍‌​‌‍‌‌​ ‌‌ ​​‌ ​‍‌‍‌‌‌ ​ ‌‍‌‌‌‍ ‍‌ ‌​‌‍​‌‌ ‌​‌‍‍‌‌‍ ‌‍ ‍​ ‍ ‌‍‍‌‌‍‌​​ ‌​ ​ ‌‍‌‌​ ‌‍‌‍‌‌​ ‌ ​ ​​​ ‌ ​ ‌ ​‍ ‌​ ​​‌‍​ ​ ‌ ​ ​‌​‍ ‌​ ‌​​ ​ ​ ​‌​ ‍‌​‍ ‌​ ‍‌‌‍‌​​ ​‌‌‍​ ​‍ ‌‌‍​‌‌‍​ ‌‍‌‍‌‍‌‍​ ‌ ‌‍​ ​ ‌‍​ ‌‌​ ‌​‌‍​‍‌‍‌​​ ​​​ ‍ ‌ ‌​‌ ‍‌‌ ​​‌‍‌‌​ ‌‌‍​‌‌ ​‍‌ ‌​‌‍‍‌‌‍​ ‌‍ ​‌‍‌‌​ ‍ ‌ ​​‌‍​‌‌ ‌​‌‍‍​​ ‌‌‍​‍‌‍ ‌‍‌​‌ ‍‌​‍‌‌​ ‌‌‌​​‍‌‌ ‌‍‍ ‌‍‌‌‌ ‍‌​‍‌‌​ ​ ‌​‌​​‍‌‌​ ​ ‌​‌​​‍‌‌​ ​‍​ ​‍‌‍​ ‌‍​‌​ ​​​ ‍‌​ ​‌​ ​ ‌‍‌​‌‍‌‍​ ​‍​ ‌‌​ ‌‌​ ‍‌​‍‌‌​ ​‍​ ​‍​‍‌‌​ ‌‌‌​‌​​‍ ‍‌ ​ ‌ ‌​‌‍‌‌‌ ​​‌ ​ ​‍‌‌​ ‌‌‌​​‍‌‌ ‌‍‍ ‌‍‌‌‌ ‍‌​‍‌‌​ ​ ‌​‌​​‍‌‌​ ​ ‌​‌​​‍‌‌​ ​‍​ ​‍​ ‌‍‌‍‌‌‌‍‌‍‌‍​‌​ ‌‍​ ​‌​ ‍‌‌‍​ ​ ​​​ ​​​ ‍‌‌‍‌​​‍‌‌​ ​‍​ ​‍​‍‌‌​ ‌‌‌​‌​​‍ ‍‌ ‌​‌‍‍‌‌ ‌​‌‍ ​‌‍‌‌​ ‌‍​‍‌‍​‌‌ ​ ‌‍‌‌‌‌‌‌‌ ​‍‌‍ ​​ ‌‌‍‍​‌ ‌​‌ ‌​‌ ​​‌ ​ ​‍‌‌​ ​ ‌​​‌​‍‌‌​ ​‍‌​‌‍​‍‌‌​ ​‍‌​‌‍‌‍‌ ‌‍‌‌‌‍ ​‌‍​ ‌‍​‌‌ ​‍‌‍‌‌​‍ ‍‌ ​ ‌‍​‌‌‍ ‍‌‍‍‌‌ ‌​‌ ‍‌​‍ ‍‌ ​ ‌ ‌​‌ ‌‌‌‍‌​‌‍‍‌‌‍ ​‍‌‍‌‍‍‌‌‍‌​​ ‌​ ​ ‌‍‌‌​ ‌‍‌‍‌‌​ ‌ ​ ​​​ ‌ ​ ‌ ​‍ ‌​ ​​‌‍​ ​ ‌ ​ ​‌​‍ ‌​ ‌​​ ​ ​ ​‌​ ‍‌​‍ ‌​ ‍‌‌‍‌​​ ​‌‌‍​ ​‍ ‌‌‍​‌‌‍​ ‌‍‌‍‌‍‌‍​ ‌ ‌‍​ ​ ‌‍​ ‌‌​ ‌​‌‍​‍‌‍‌​​ ​​​‍‌‍‌ ‌​‌ ‍‌‌ ​​‌‍‌‌​ ‌‌‍​‌‌ ​‍‌ ‌​‌‍‍‌‌‍​ ‌‍ ​‌‍‌‌​‍‌‍‌ ​​‌‍​‌‌ ‌​‌‍‍​​ ‌‌‍​‍‌‍ ‌‍‌​‌ ‍‌​‍‌‌​ ‌‌‌​​‍‌‌ ‌‍‍ ‌‍‌‌‌ ‍‌​‍‌‌​ ​ ‌​‌​​‍‌‌​ ​ ‌​‌​​‍‌‌​ ​‍​ ​‍‌‍​ ‌‍​‌​ ​​​ ‍‌​ ​‌​ ​ ‌‍‌​‌‍‌‍​ ​‍​ ‌‌​ ‌‌​ ‍‌​‍‌‌​ ​‍​ ​‍​‍‌‌​ ‌‌‌​‌​​‍ ‍‌ ​ ‌ ‌​‌‍‌‌‌ ​​‌ ​ ​‍‌‌​ ‌‌‌​​‍‌‌ ‌‍‍ ‌‍‌‌‌ ‍‌​‍‌‌​ ​ ‌​‌​​‍‌‌​ ​ ‌​‌​​‍‌‌​ ​‍​ ​‍​ ‌‍‌‍‌‌‌‍‌‍‌‍​‌​ ‌‍​ ​‌​ ‍‌‌‍​ ​ ​​​ ​​​ ‍‌‌‍‌​​‍‌‌​ ​‍​ ​‍​‍‌‌​ ‌‌‌​‌​​‍ ‍‌ ‌​‌‍‍‌‌ ‌​‌‍ ​‌‍‌‌​‍‌‍‌ ​​‌‍‌‌‌ ​‍‌ ​ ‌ ​​‌‍‌‌‌‍​ ‌ ‌​‌‍‍‌‌ ‌‍‌‍‌‌​ ‌‌ ​​‌ ‌‌‌‍​‍‌‍ ​‌‍‍‌‌ ​ ‌‍‍​‌‍‌‌‌‍‌​​‍​‍‌ ‌
For those brides looking for
Chantilly Lace, but make sure the
the white tone of your dress.​​​​‌ ‍ ​‍​‍‌‍ ‌ ​‍‌‍‍‌‌‍‌ ‌‍‍‌‌‍ ‍​‍​‍​ ‍‍​‍​‍‌ ​ ‌‍​‌‌‍ ‍‌‍‍‌‌ ‌​‌ ‍‌​‍ ‍‌‍‍‌‌‍ ​‍​‍​‍ ​​‍​‍‌‍‍​‌ ​‍‌‍‌‌‌‍‌‍​‍​‍​ ‍‍​‍​‍‌‍‍​‌ ‌​‌ ‌​‌ ​​‌ ​ ​ ‍‍​‍ ​‍ ‌‍‌ ‌‍‌‌‌‍ ​‌‍​ ‌‍​‌‌ ​‍‌‍‌‌​‍ ‍‌ ​ ‌‍​‌‌‍ ‍‌‍‍‌‌ ‌​‌ ‍‌​‍ ‍‌ ​ ‌ ‌​‌ ‌‌‌‍‌​‌‍‍‌‌‍ ​‍ ‌‍‍‌‌‍ ‍‌ ‌​‌‍‌‌‌‍ ‍‌ ‌​​‍ ‌‍‌‌‌‍‌​‌‍‍‌‌ ‌​​‍ ‌‍ ‌‌‍ ‌‍‌​‌‍‌‌​ ‌‌ ​​‌ ​‍‌‍‌‌‌ ​ ‌‍‌‌‌‍ ‍‌ ‌​‌‍​‌‌ ‌​‌‍‍‌‌‍ ‌‍ ‍​ ‍ ‌‍‍‌‌‍‌​​ ‌​ ​ ‌‍‌‌​ ‌‍‌‍‌‌​ ‌ ​ ​​​ ‌ ​ ‌ ​‍ ‌​ ​​‌‍​ ​ ‌ ​ ​‌​‍ ‌​ ‌​​ ​ ​ ​‌​ ‍‌​‍ ‌​ ‍‌‌‍‌​​ ​‌‌‍​ ​‍ ‌‌‍​‌‌‍​ ‌‍‌‍‌‍‌‍​ ‌ ‌‍​ ​ ‌‍​ ‌‌​ ‌​‌‍​‍‌‍‌​​ ​​​ ‍ ‌ ‌​‌ ‍‌‌ ​​‌‍‌‌​ ‌‌‍​‌‌ ​‍‌ ‌​‌‍‍‌‌‍​ ‌‍ ​‌‍‌‌​ ‍ ‌ ​​‌‍​‌‌ ‌​‌‍‍​​ ‌‌‍​‍‌‍ ‌‍‌​‌ ‍‌​‍‌‌​ ‌‌‌​​‍‌‌ ‌‍‍ ‌‍‌‌‌ ‍‌​‍‌‌​ ​ ‌​‌​​‍‌‌​ ​ ‌​‌​​‍‌‌​ ​‍​ ​‍‌‍​ ‌‍​‌​ ​​​ ‍‌​ ​‌​ ​ ‌‍‌​‌‍‌‍​ ​‍​ ‌‌​ ‌‌​ ‍‌​‍‌‌​ ​‍​ ​‍​‍‌‌​ ‌‌‌​‌​​‍ ‍‌ ​ ‌ ‌​‌‍‌‌‌ ​​‌ ​ ​‍‌‌​ ‌‌‌​​‍‌‌ ‌‍‍ ‌‍‌‌‌ ‍‌​‍‌‌​ ​ ‌​‌​​‍‌‌​ ​ ‌​‌​​‍‌‌​ ​‍​ ​‍​ ‌‍‌‍‌‌‌‍‌‍‌‍​‌​ ‌‍​ ​‌​ ‍‌‌‍​ ​ ​​​ ​​​ ‍‌‌‍‌​​‍‌‌​ ​‍​ ​‍​‍‌‌​ ‌‌‌​‌​​‍ ‍‌‍​‍‌‍ ‌‍‌​‌ ‍‌​‍‌‌​ ‌‌‌​​‍‌‌ ‌‍‍ ‌‍‌‌‌ ‍‌​‍‌‌​ ​ ‌​‌​​‍‌‌​ ​ ‌​‌​​‍‌‌​ ​‍​ ​‍‌‍​‌​ ​​‌‍​‌​ ‌‍​ ‍​​ ‌‌​ ​‍​ ​‍​ ‌‌​ ‍‌‌‍​ ​ ​‌​‍‌‌​ ​‍​ ​‍​‍‌‌​ ‌‌‌​‌​​‍ ‍‌‍​ ‌‍‍​‌‍‍‌‌‍ ​‌‍‌​‌ ​‍‌‍‌‌‌‍ ‍​‍‌‌​ ‌‌‌​​‍‌‌ ‌‍‍ ‌‍‌‌‌ ‍‌​‍‌‌​ ​ ‌​‌​​‍‌‌​ ​ ‌​‌​​‍‌‌​ ​‍​ ​‍​ ​‍​ ‌ ​ ​​‌‍‌‍​ ​ ‌‍‌​​ ‍‌‌‍‌‍​ ‍​‌‍​ ​ ‍​​ ‌‍​ ​​​‍‌‌​ ​‍​ ​‍​‍‌‌​ ‌‌‌​‌​​‍ ‍‌ ‌​‌‍‌‌‌ ‍​‌ ‌​​ ‌‍​‍‌‍​‌‌ ​ ‌‍‌‌‌‌‌‌‌ ​‍‌‍ ​​ ‌‌‍‍​‌ ‌​‌ ‌​‌ ​​‌ ​ ​‍‌‌​ ​ ‌​​‌​‍‌‌​ ​‍‌​‌‍​‍‌‌​ ​‍‌​‌‍‌‍‌ ‌‍‌‌‌‍ ​‌‍​ ‌‍​‌‌ ​‍‌‍‌‌​‍ ‍‌ ​ ‌‍​‌‌‍ ‍‌‍‍‌‌ ‌​‌ ‍‌​‍ ‍‌ ​ ‌ ‌​‌ ‌‌‌‍‌​‌‍‍‌‌‍ ​‍‌‍‌‍‍‌‌‍‌​​ ‌​ ​ ‌‍‌‌​ ‌‍‌‍‌‌​ ‌ ​ ​​​ ‌ ​ ‌ ​‍ ‌​ ​​‌‍​ ​ ‌ ​ ​‌​‍ ‌​ ‌​​ ​ ​ ​‌​ ‍‌​‍ ‌​ ‍‌‌‍‌​​ ​‌‌‍​ ​‍ ‌‌‍​‌‌‍​ ‌‍‌‍‌‍‌‍​ ‌ ‌‍​ ​ ‌‍​ ‌‌​ ‌​‌‍​‍‌‍‌​​ ​​​‍‌‍‌ ‌​‌ ‍‌‌ ​​‌‍‌‌​ ‌‌‍​‌‌ ​‍‌ ‌​‌‍‍‌‌‍​ ‌‍ ​‌‍‌‌​‍‌‍‌ ​​‌‍​‌‌ ‌​‌‍‍​​ ‌‌‍​‍‌‍ ‌‍‌​‌ ‍‌​‍‌‌​ ‌‌‌​​‍‌‌ ‌‍‍ ‌‍‌‌‌ ‍‌​‍‌‌​ ​ ‌​‌​​‍‌‌​ ​ ‌​‌​​‍‌‌​ ​‍​ ​‍‌‍​ ‌‍​‌​ ​​​ ‍‌​ ​‌​ ​ ‌‍‌​‌‍‌‍​ ​‍​ ‌‌​ ‌‌​ ‍‌​‍‌‌​ ​‍​ ​‍​‍‌‌​ ‌‌‌​‌​​‍ ‍‌ ​ ‌ ‌​‌‍‌‌‌ ​​‌ ​ ​‍‌‌​ ‌‌‌​​‍‌‌ ‌‍‍ ‌‍‌‌‌ ‍‌​‍‌‌​ ​ ‌​‌​​‍‌‌​ ​ ‌​‌​​‍‌‌​ ​‍​ ​‍​ ‌‍‌‍‌‌‌‍‌‍‌‍​‌​ ‌‍​ ​‌​ ‍‌‌‍​ ​ ​​​ ​​​ ‍‌‌‍‌​​‍‌‌​ ​‍​ ​‍​‍‌‌​ ‌‌‌​‌​​‍ ‍‌‍​‍‌‍ ‌‍‌​‌ ‍‌​‍‌‌​ ‌‌‌​​‍‌‌ ‌‍‍ ‌‍‌‌‌ ‍‌​‍‌‌​ ​ ‌​‌​​‍‌‌​ ​ ‌​‌​​‍‌‌​ ​‍​ ​‍‌‍​‌​ ​​‌‍​‌​ ‌‍​ ‍​​ ‌‌​ ​‍​ ​‍​ ‌‌​ ‍‌‌‍​ ​ ​‌​‍‌‌​ ​‍​ ​‍​‍‌‌​ ‌‌‌​‌​​‍ ‍‌‍​ ‌‍‍​‌‍‍‌‌‍ ​‌‍‌​‌ ​‍‌‍‌‌‌‍ ‍​‍‌‌​ ‌‌‌​​‍‌‌ ‌‍‍ ‌‍‌‌‌ ‍‌​‍‌‌​ ​ ‌​‌​​‍‌‌​ ​ ‌​‌​​‍‌‌​ ​‍​ ​‍​ ​‍​ ‌ ​ ​​‌‍‌‍​ ​ ‌‍‌​​ ‍‌‌‍‌‍​ ‍​‌‍​ ​ ‍​​ ‌‍​ ​​​‍‌‌​ ​‍​ ​‍​‍‌‌​ ‌‌‌​‌​​‍ ‍‌ ‌​‌‍‌‌‌ ‍​‌ ‌​​‍‌‍‌ ​​‌‍‌‌‌ ​‍‌ ​ ‌ ​​‌‍‌‌‌‍​ ‌ ‌​‌‍‍‌‌ ‌‍‌‍‌‌​ ‌‌ ​​‌ ‌‌‌‍​‍‌‍ ​‌‍‍‌‌ ​ ‌‍‍​‌‍‌‌‌‍‌​​‍​‍‌ ‌
French Tulle​​​​‌ ‍ ​‍​‍‌‍ ‌ ​‍‌‍‍‌‌‍‌ ‌‍‍‌‌‍ ‍​‍​‍​ ‍‍​‍​‍‌ ​ ‌‍​‌‌‍ ‍‌‍‍‌‌ ‌​‌ ‍‌​‍ ‍‌‍‍‌‌‍ ​‍​‍​‍ ​​‍​‍‌‍‍​‌ ​‍‌‍‌‌‌‍‌‍​‍​‍​ ‍‍​‍​‍‌‍‍​‌ ‌​‌ ‌​‌ ​​‌ ​ ​ ‍‍​‍ ​‍ ‌‍‌ ‌‍‌‌‌‍ ​‌‍​ ‌‍​‌‌ ​‍‌‍‌‌​‍ ‍‌ ​ ‌‍​‌‌‍ ‍‌‍‍‌‌ ‌​‌ ‍‌​‍ ‍‌ ​ ‌ ‌​‌ ‌‌‌‍‌​‌‍‍‌‌‍ ​‍ ‌‍‍‌‌‍ ‍‌ ‌​‌‍‌‌‌‍ ‍‌ ‌​​‍ ‌‍‌‌‌‍‌​‌‍‍‌‌ ‌​​‍ ‌‍ ‌‌‍ ‌‍‌​‌‍‌‌​ ‌‌ ​​‌ ​‍‌‍‌‌‌ ​ ‌‍‌‌‌‍ ‍‌ ‌​‌‍​‌‌ ‌​‌‍‍‌‌‍ ‌‍ ‍​ ‍ ‌‍‍‌‌‍‌​​ ‌​ ​ ‌‍‌‌​ ‌‍‌‍‌‌​ ‌ ​ ​​​ ‌ ​ ‌ ​‍ ‌​ ​​‌‍​ ​ ‌ ​ ​‌​‍ ‌​ ‌​​ ​ ​ ​‌​ ‍‌​‍ ‌​ ‍‌‌‍‌​​ ​‌‌‍​ ​‍ ‌‌‍​‌‌‍​ ‌‍‌‍‌‍‌‍​ ‌ ‌‍​ ​ ‌‍​ ‌‌​ ‌​‌‍​‍‌‍‌​​ ​​​ ‍ ‌ ‌​‌ ‍‌‌ ​​‌‍‌‌​ ‌‌‍​‌‌ ​‍‌ ‌​‌‍‍‌‌‍​ ‌‍ ​‌‍‌‌​ ‍ ‌ ​​‌‍​‌‌ ‌​‌‍‍​​ ‌‌‍​‍‌‍ ‌‍‌​‌ ‍‌​‍‌‌​ ‌‌‌​​‍‌‌ ‌‍‍ ‌‍‌‌‌ ‍‌​‍‌‌​ ​ ‌​‌​​‍‌‌​ ​ ‌​‌​​‍‌‌​ ​‍​ ​‍‌‍​ ‌‍​‌​ ​​​ ‍‌​ ​‌​ ​ ‌‍‌​‌‍‌‍​ ​‍​ ‌‌​ ‌‌​ ‍‌​‍‌‌​ ​‍​ ​‍​‍‌‌​ ‌‌‌​‌​​‍ ‍‌ ​ ‌ ‌​‌‍‌‌‌ ​​‌ ​ ​‍‌‌​ ‌‌‌​​‍‌‌ ‌‍‍ ‌‍‌‌‌ ‍‌​‍‌‌​ ​ ‌​‌​​‍‌‌​ ​ ‌​‌​​‍‌‌​ ​‍​ ​‍​ ​ ‌‍​‌​ ‌‍‌‍‌​‌‍‌​​ ‌​‌‍​‌​ ​​​ ‌‌​ ‍‌‌‍‌‌​ ‌​​‍‌‌​ ​‍​ ​‍​‍‌‌​ ‌‌‌​‌​​‍ ‍‌ ‌​‌‍‍‌‌ ‌​‌‍ ​‌‍‌‌​ ‌‍​‍‌‍​‌‌ ​ ‌‍‌‌‌‌‌‌‌ ​‍‌‍ ​​ ‌‌‍‍​‌ ‌​‌ ‌​‌ ​​‌ ​ ​‍‌‌​ ​ ‌​​‌​‍‌‌​ ​‍‌​‌‍​‍‌‌​ ​‍‌​‌‍‌‍‌ ‌‍‌‌‌‍ ​‌‍​ ‌‍​‌‌ ​‍‌‍‌‌​‍ ‍‌ ​ ‌‍​‌‌‍ ‍‌‍‍‌‌ ‌​‌ ‍‌​‍ ‍‌ ​ ‌ ‌​‌ ‌‌‌‍‌​‌‍‍‌‌‍ ​‍‌‍‌‍‍‌‌‍‌​​ ‌​ ​ ‌‍‌‌​ ‌‍‌‍‌‌​ ‌ ​ ​​​ ‌ ​ ‌ ​‍ ‌​ ​​‌‍​ ​ ‌ ​ ​‌​‍ ‌​ ‌​​ ​ ​ ​‌​ ‍‌​‍ ‌​ ‍‌‌‍‌​​ ​‌‌‍​ ​‍ ‌‌‍​‌‌‍​ ‌‍‌‍‌‍‌‍​ ‌ ‌‍​ ​ ‌‍​ ‌‌​ ‌​‌‍​‍‌‍‌​​ ​​​‍‌‍‌ ‌​‌ ‍‌‌ ​​‌‍‌‌​ ‌‌‍​‌‌ ​‍‌ ‌​‌‍‍‌‌‍​ ‌‍ ​‌‍‌‌​‍‌‍‌ ​​‌‍​‌‌ ‌​‌‍‍​​ ‌‌‍​‍‌‍ ‌‍‌​‌ ‍‌​‍‌‌​ ‌‌‌​​‍‌‌ ‌‍‍ ‌‍‌‌‌ ‍‌​‍‌‌​ ​ ‌​‌​​‍‌‌​ ​ ‌​‌​​‍‌‌​ ​‍​ ​‍‌‍​ ‌‍​‌​ ​​​ ‍‌​ ​‌​ ​ ‌‍‌​‌‍‌‍​ ​‍​ ‌‌​ ‌‌​ ‍‌​‍‌‌​ ​‍​ ​‍​‍‌‌​ ‌‌‌​‌​​‍ ‍‌ ​ ‌ ‌​‌‍‌‌‌ ​​‌ ​ ​‍‌‌​ ‌‌‌​​‍‌‌ ‌‍‍ ‌‍‌‌‌ ‍‌​‍‌‌​ ​ ‌​‌​​‍‌‌​ ​ ‌​‌​​‍‌‌​ ​‍​ ​‍​ ​ ‌‍​‌​ ‌‍‌‍‌​‌‍‌​​ ‌​‌‍​‌​ ​​​ ‌‌​ ‍‌‌‍‌‌​ ‌​​‍‌‌​ ​‍​ ​‍​‍‌‌​ ‌‌‌​‌​​‍ ‍‌ ‌​‌‍‍‌‌ ‌​‌‍ ​‌‍‌‌​‍‌‍‌ ​​‌‍‌‌‌ ​‍‌ ​ ‌ ​​‌‍‌‌‌‍​ ‌ ‌​‌‍‍‌‌ ‌‍‌‍‌‌​ ‌‌ ​​‌ ‌‌‌‍​‍‌‍ ​‌‍‍‌‌ ​ ‌‍‍​‌‍‌‌‌‍‌​​‍​‍‌ ‌